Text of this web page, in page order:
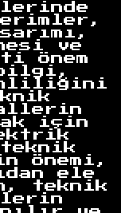
ve
önem
için
önemi,
ele
teknik